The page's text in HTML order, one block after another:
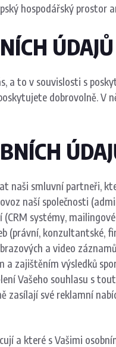
hospodářský
ÚDAJŮ
a to v souvislosti s
dobrovolně. V
naši smluvní partneři,
naší společnosti
systémy,
(právní, konzultantské,
a video
a zajištěním výsledků
Vašeho souhlasu s
zasílají své reklamní
a které s Vašimi